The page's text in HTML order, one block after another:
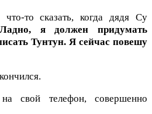
то сказать, когда дядя Су
я должен придумать
Тунтун. Я сейчас повешу
свой телефон, совершенно